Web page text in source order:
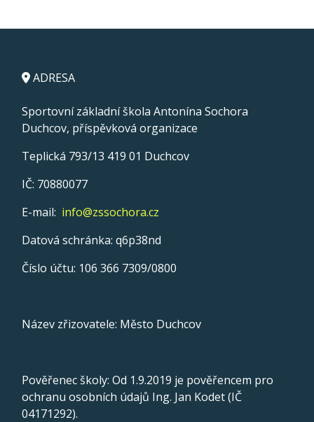
ADRESA
Sportovní základní škola Antonína Sochora
Duchcov, příspěvková organizace
Teplická 793/13 419 01 Duchcov
IČ: 70880077
E-mail: info@zssochora.cz
Datová schránka: q6p38nd
Číslo účtu: 106 366 7309/0800
Název zřizovatele: Město Duchcov
Pověřenec školy: Od 1.9.2019 je pověřencem pro
ochranu osobních údajů Ing. Jan Kodet (IČ
04171292).